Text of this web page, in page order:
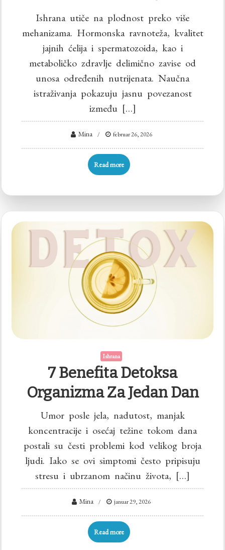
Ishrana utiče na plodnost preko više
mehanizama. Hormonska ravnoteža, kvalitet
jajnih ćelija i spermatozoida, kao i
metaboličko zdravlje delimično zavise od
unosa određenih nutrijenata. Naučna
istraživanja pokazuju jasnu povezanost
između […]
Mina februar 26, 2026
Read more
Ishrana
7 Benefita Detoksa
Organizma Za Jedan Dan
Umor posle jela, nadutost, manjak
koncentracije i osećaj težine tokom dana
postali su česti problemi kod velikog broja
ljudi. Iako se ovi simptomi često pripisuju
stresu i ubrzanom načinu života, […]
Mina januar 29, 2026
Read more